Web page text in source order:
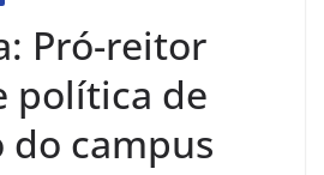
Pró-reitor
política de
do campus